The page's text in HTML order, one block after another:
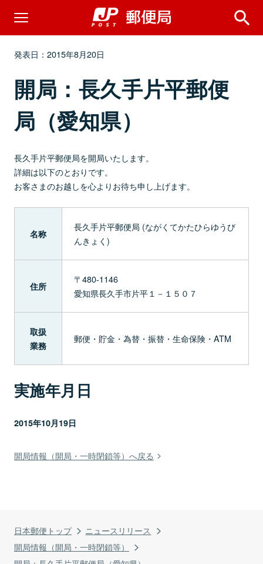
日本郵便トップ
ニュースリリース
開局情報（開局・一時閉鎖等）
発表日：2015年8月20日
開局：長久手片平郵便
局（愛知県）
長久手片平郵便局を開局いたします。
詳細は以下のとおりです。
お客さまのお越しを心よりお待ち申し上げます。
名称
長久手片平郵便局 (ながくてかたひらゆうび
んきょく)
住所
〒480-1146
愛知県長久手市片平１－１５０７
取扱
業務
郵便・貯金・為替・振替・生命保険・ATM
実施年月日
2015年10月19日
開局情報（開局・一時閉鎖等）へ戻る